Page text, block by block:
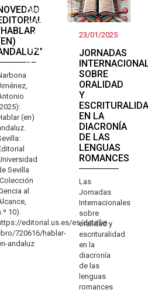
descriptivos
referentes
a la
lengua
actual
(en)
Sevilla
al
10).
editorial.us.es/es/detalle-
720616/hablar-
andaluz
23/01/2025
JORNADAS
SOBRE
ORALIDAD
Y
EN LA
DIACRONÍA
DE LAS
LENGUAS
ROMANCES
Las
Jornadas
Internacionales
sobre
oralidad y
escrituralidad
en la
diacronía
de las
lenguas
romances